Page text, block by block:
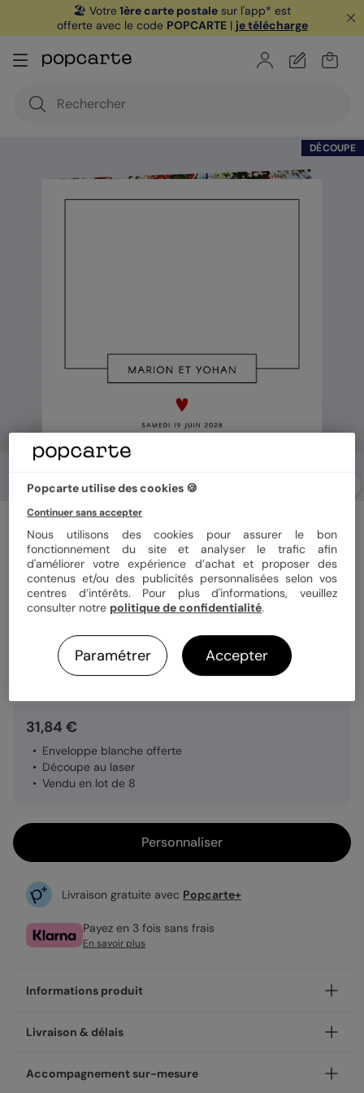
🏖️ Votre1ère carte postale sur l'app* est
offerte avec le code POPCARTE| je télécharge
DÉCOUPE
Faire part mariage
Découpe Love Letter
Format 14x14 cm plié
Quantité 8 cartes
31,84 €
Enveloppe blanche offerte
Découpe au laser
Vendu en lot de 8
Personnaliser
Livraison gratuite avec Popcarte+
Payez en 3 fois sans frais
En savoir plus
Informations produit
Notre finition découpe fait de nos cartes de véritables
Grâce à la découpe laser, le papier est ajouré selon un
Livraison & délais
Votre création est imprimée avec soin en 24h ou 48h dans
Accompagnement sur-mesure
Popcarte utilise des cookies 🍪
Continuer sans accepter
Nous utilisons des cookies pour assurer le bon
fonctionnement du site et analyser le trafic afin
d'améliorer votre expérience d’achat et proposer des
contenus et/ou des publicités personnalisées selon vos
centres d’intérêts. Pour plus d'informations, veuillez
consulter notre politique de confidentialité.
Paramétrer Accepter